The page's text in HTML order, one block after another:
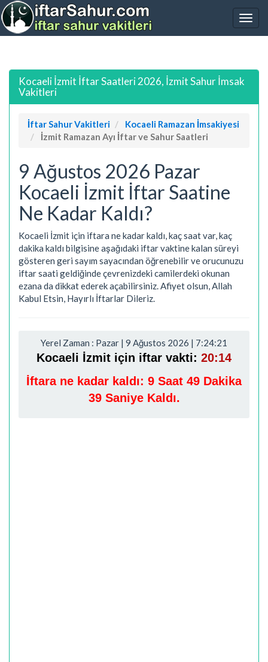
Kocaeli İzmit İftar Saatleri 2026, İzmit Sahur İmsak
Vakitleri
İftar Sahur Vakitleri
Kocaeli Ramazan İmsakiyesi
İzmit Ramazan Ayı İftar ve Sahur Saatleri
9 Ağustos 2026 Pazar
Kocaeli İzmit İftar Saatine
Ne Kadar Kaldı?
Kocaeli İzmit için iftara ne kadar kaldı, kaç saat var, kaç
dakika kaldı bilgisine aşağıdaki iftar vaktine kalan süreyi
gösteren geri sayım sayacından öğrenebilir ve orucunuzu
iftar saati geldiğinde çevrenizdeki camilerdeki okunan
ezana da dikkat ederek açabilirsiniz. Afiyet olsun, Allah
Kabul Etsin, Hayırlı İftarlar Dileriz.
Yerel Zaman : Pazar | 9 Ağustos 2026 | 7:24:22
Kocaeli İzmit için iftar vakti: 20:14
İftara ne kadar kaldı: 9 Saat 49 Dakika
38 Saniye Kaldı.